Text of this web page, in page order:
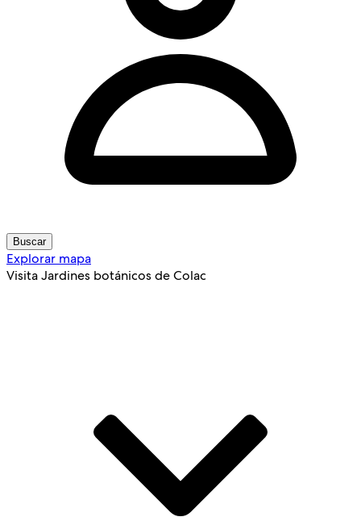
Buscar
Explorar mapa
Visita Jardines botánicos de Colac